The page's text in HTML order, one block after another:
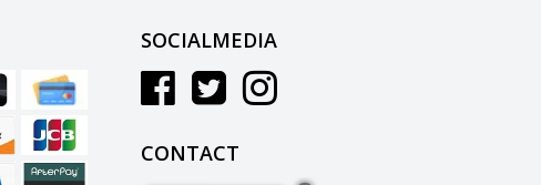
SOCIALMEDIA
CONTACT